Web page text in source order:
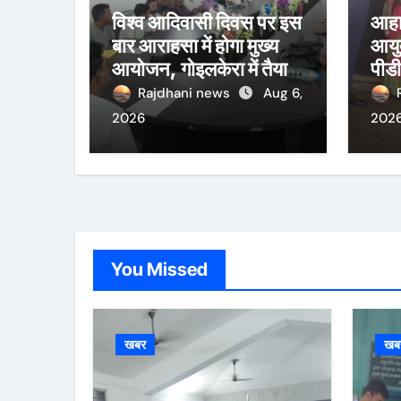
विश्व आदिवासी दिवस पर इस
बार आराहसा में होगा मुख्य
आयोजन, गोइलकेरा में तैयारी
बैठक संपन्न
Rajdhani news
Aug 6,
2026
You Missed
खबर